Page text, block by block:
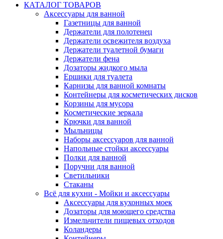
КАТАЛОГ ТОВАРОВ
Аксессуары для ванной
Газетницы для ванной
Держатели для полотенец
Держатели освежителя воздуха
Держатели туалетной бумаги
Держатели фена
Дозаторы жидкого мыла
Ершики для туалета
Карнизы для ванной комнаты
Контейнеры для косметических дисков
Корзины для мусора
Косметические зеркала
Крючки для ванной
Мыльницы
Наборы аксессуаров для ванной
Напольные стойки аксессуары
Полки для ванной
Поручни для ванной
Светильники
Стаканы
Всё для кухни - Мойки и аксессуары
Аксессуары для кухонных моек
Дозаторы для моющего средства
Измельчители пищевых отходов
Коландеры